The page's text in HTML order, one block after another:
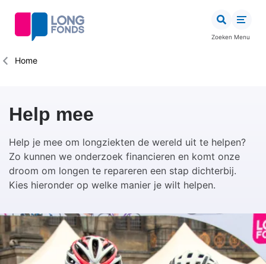
inhoud
Zoeken Menu
Kruimelpad
Home
Help mee
Help je mee om longziekten de wereld uit te helpen?
Zo kunnen we onderzoek financieren en komt onze
droom om longen te repareren een stap dichterbij.
Kies hieronder op welke manier je wilt helpen.